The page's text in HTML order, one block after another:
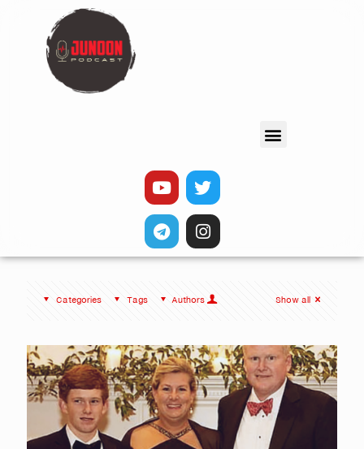
Categories Tags Authors Show all